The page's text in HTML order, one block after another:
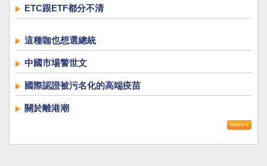
ETC跟ETF都分不清
這種咖也想選總統
中國市場警世文
國際認證被污名化的高端疫苗
關於離港潮